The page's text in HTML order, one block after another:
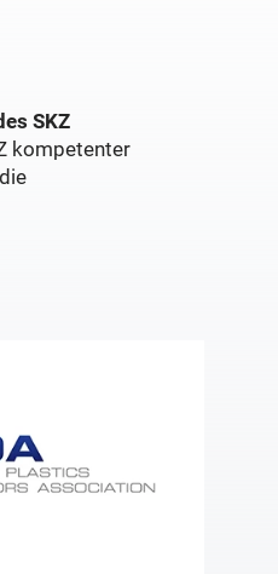
SKZ
kompetenter